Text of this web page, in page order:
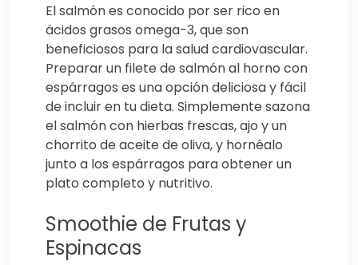
El salmón es conocido por ser rico en
ácidos grasos omega-3, que son
beneficiosos para la salud cardiovascular.
Preparar un filete de salmón al horno con
espárragos es una opción deliciosa y fácil
de incluir en tu dieta. Simplemente sazona
el salmón con hierbas frescas, ajo y un
chorrito de aceite de oliva, y hornéalo
junto a los espárragos para obtener un
plato completo y nutritivo.
Smoothie de Frutas y
Espinacas